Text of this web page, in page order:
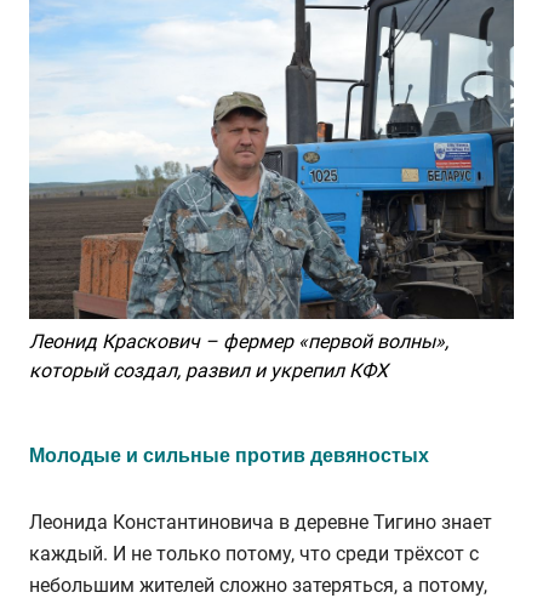
Леонид Краскович – фермер «первой волны»,
который создал, развил и укрепил КФХ
Молодые и сильные против девяностых
Леонида Константиновича в деревне Тигино знает
каждый. И не только потому, что среди трёхсот с
небольшим жителей сложно затеряться, а потому,